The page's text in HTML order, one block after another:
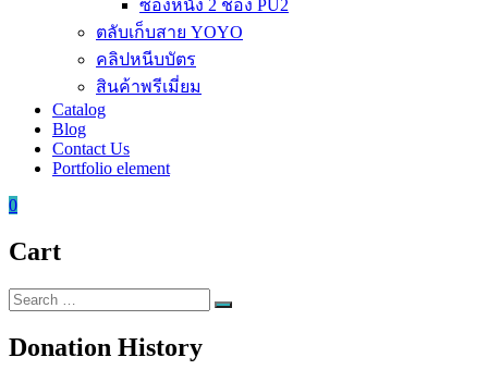
ซองหนัง 2 ช่อง PU2
ตลับเก็บสาย YOYO
คลิปหนีบบัตร
สินค้าพรีเมี่ยม
Catalog
Blog
Contact Us
Portfolio element
0
Cart
Search
for:
Search
Donation History